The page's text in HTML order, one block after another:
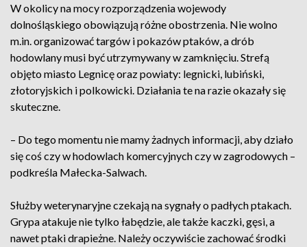
W okolicy na mocy rozporządzenia wojewody
dolnośląskiego obowiązują różne obostrzenia. Nie wolno
m.in. organizować targów i pokazów ptaków, a drób
hodowlany musi być utrzymywany w zamknięciu. Strefą
objęto miasto Legnicę oraz powiaty: legnicki, lubiński,
złotoryjskich i polkowicki. Działania te na razie okazały się
skuteczne.
– Do tego momentu nie mamy żadnych informacji, aby działo
się coś czy w hodowlach komercyjnych czy w zagrodowych –
podkreśla Małecka-Salwach.
Służby weterynaryjne czekają na sygnały o padłych ptakach.
Grypa atakuje nie tylko łabędzie, ale także kaczki, gęsi, a
nawet ptaki drapieżne. Należy oczywiście zachować środki